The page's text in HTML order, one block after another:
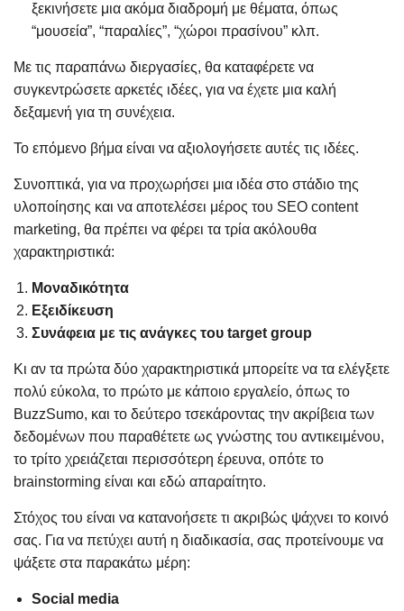
ξεκινήσετε μια ακόμα διαδρομή με θέματα, όπως
“μουσεία”, “παραλίες”, “χώροι πρασίνου” κλπ.
Με τις παραπάνω διεργασίες, θα καταφέρετε να
συγκεντρώσετε αρκετές ιδέες, για να έχετε μια καλή
δεξαμενή για τη συνέχεια.
Το επόμενο βήμα είναι να αξιολογήσετε αυτές τις ιδέες.
Συνοπτικά, για να προχωρήσει μια ιδέα στο στάδιο της
υλοποίησης και να αποτελέσει μέρος του SEO content
marketing, θα πρέπει να φέρει τα τρία ακόλουθα
χαρακτηριστικά:
Μοναδικότητα
Εξειδίκευση
Συνάφεια με τις ανάγκες του target group
Κι αν τα πρώτα δύο χαρακτηριστικά μπορείτε να τα ελέγξετε
πολύ εύκολα, το πρώτο με κάποιο εργαλείο, όπως το
BuzzSumo, και το δεύτερο τσεκάροντας την ακρίβεια των
δεδομένων που παραθέτετε ως γνώστης του αντικειμένου,
το τρίτο χρειάζεται περισσότερη έρευνα, οπότε το
brainstorming είναι και εδώ απαραίτητο.
Στόχος του είναι να κατανοήσετε τι ακριβώς ψάχνει το κοινό
σας. Για να πετύχει αυτή η διαδικασία, σας προτείνουμε να
ψάξετε στα παρακάτω μέρη:
Social media